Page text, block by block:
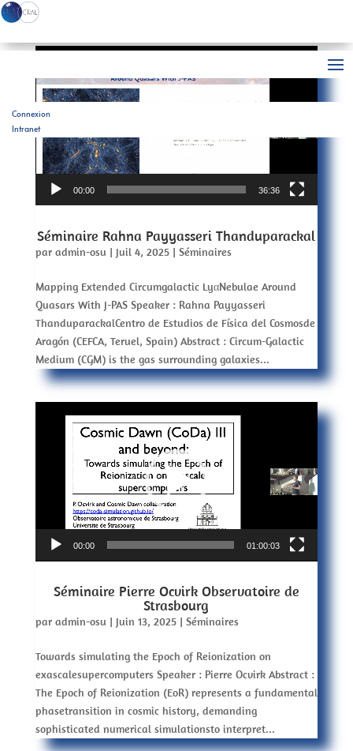
Connexion
Intranet
Lecteur
00:00 36:36
Séminaire Rahna Payyasseri Thanduparackal
par admin-osu | Juil 4, 2025| Séminaires
Mapping Extended Circumgalactic LyαNebulae Around
Quasars With J-PAS Speaker : Rahna Payyasseri
ThanduparackalCentro de Estudios de Física del Cosmosde
Aragón (CEFCA, Teruel, Spain) Abstract : Circum-Galactic
Medium (CGM) is the gas surrounding galaxies...
00:00 01:00:03
Séminaire Pierre Ocvirk Observatoire de
Strasbourg
par admin-osu | Juin 13, 2025| Séminaires
Towards simulating the Epoch of Reionization on
exascalesupercomputers Speaker : Pierre Ocvirk Abstract :
The Epoch of Reionization (EoR) represents a fundamental
phasetransition in cosmic history, demanding
sophisticated numerical simulationsto interpret...